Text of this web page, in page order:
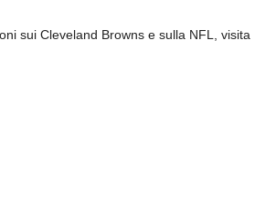
sui Cleveland Browns e sulla NFL, visita